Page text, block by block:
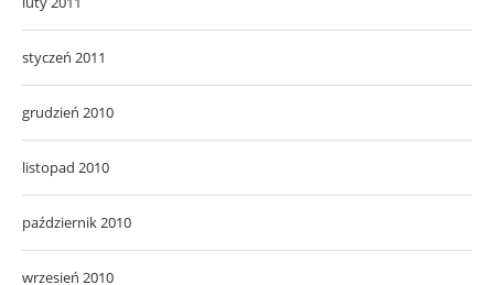
styczeń 2011
grudzień 2010
listopad 2010
październik 2010
wrzesień 2010